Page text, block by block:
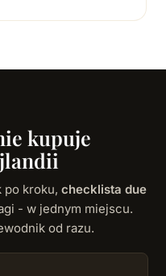
kupuje
po kroku, checklista due
- w jednym miejscu.
od razu.